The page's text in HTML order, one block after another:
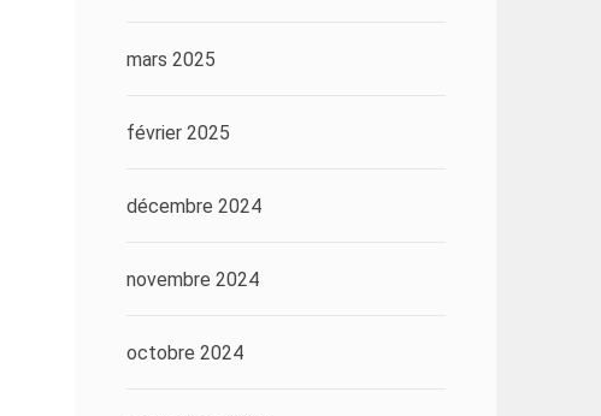
mars 2025
février 2025
décembre 2024
novembre 2024
octobre 2024